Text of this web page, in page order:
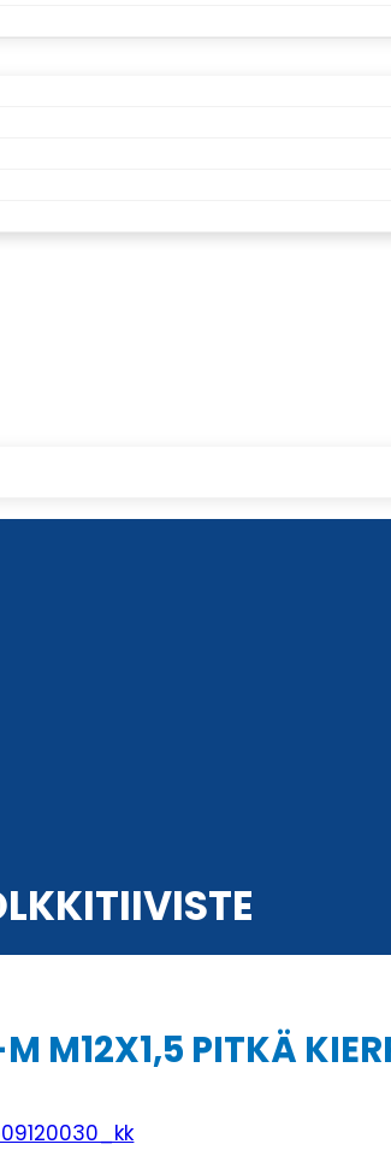
M12X1,5 PITKÄ